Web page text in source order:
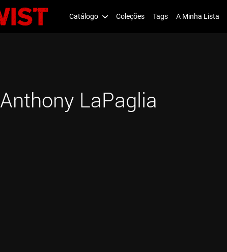
Catálogo Coleções Tags A Minha Lista
Anthony LaPaglia